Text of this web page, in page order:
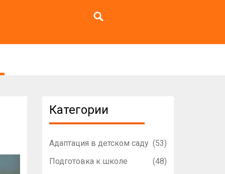
Категории
Адаптация в детском саду (53)
Подготовка к школе
(48)